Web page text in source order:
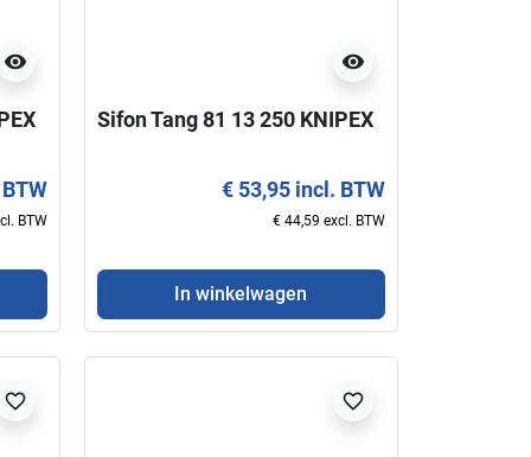
visibility
BTW
visibility
Sifon Tang 81 13 250 KNIPEX
€ 53,95 incl. BTW
€ 44,59 excl. BTW
In winkelwagen
favorite_border favorite_border